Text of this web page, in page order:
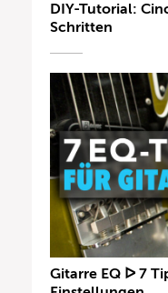
DIY-Tutorial:
Schritten
Gitarre EQ ᐅ 7